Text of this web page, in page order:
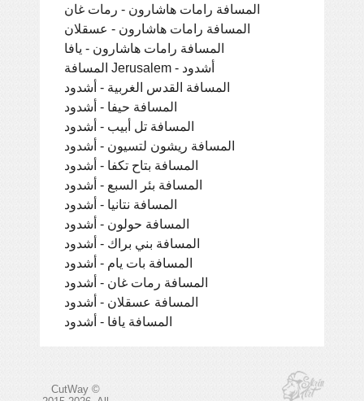
المسافة رامات هاشارون - رمات غان
المسافة رامات هاشارون - عسقلان
المسافة رامات هاشارون - يافا
المسافة Jerusalem - أشدود
المسافة القدس الغربية - أشدود
المسافة حيفا - أشدود
المسافة تل أبيب - أشدود
المسافة ريشون لتسيون - أشدود
المسافة بتاح تكفا - أشدود
المسافة بئر السبع - أشدود
المسافة نتانيا - أشدود
المسافة حولون - أشدود
المسافة بني براك - أشدود
المسافة بات يام - أشدود
المسافة رمات غان - أشدود
المسافة عسقلان - أشدود
المسافة يافا - أشدود
CutWay ©